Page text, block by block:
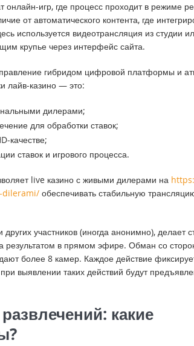
игр, где процесс проходит в режиме
от автоматического контента, где
используется видеотрансляция из студии
крупье через интерфейс сайта.
гибридом цифровой платформы и
лайв-казино — это:
дилерами;
для обработки ставок;
качестве;
ставок и игрового процесса.
live казино с живыми дилерами на
dilerami/ обеспечивать стабильную
участников (иногда анонимно), делает
результатом в прямом эфире. Обман со
более 8 камер. Каждое действие
выявлении таких действий будут
какие